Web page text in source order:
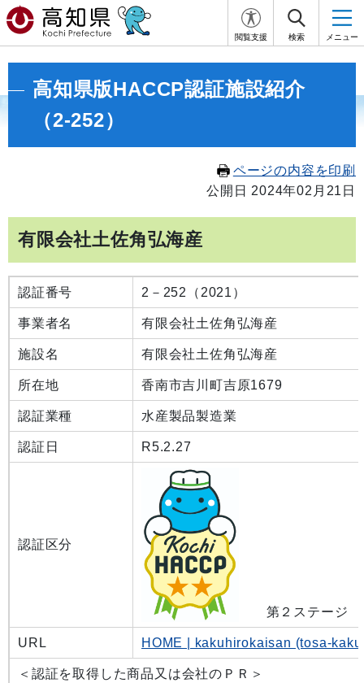
閲覧支援 検索 メニュー
高知県版HACCP認証施設紹介
（2-252）
ページの内容を印刷
公開日 2024年02月21日
有限会社土佐角弘海産
認証番号 2－252（2021）
事業者名 有限会社土佐角弘海産
施設名 有限会社土佐角弘海産
所在地 香南市吉川町吉原1679
認証業種 水産製品製造業
認証日 R5.2.27
認証区分
第２ステージ
URL HOME | kakuhirokaisan (tosa-
＜認証を取得した商品又は会社のＰＲ＞